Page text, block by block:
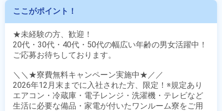
ここがポイント！
★未経験の方、歓迎！
20代・30代・40代・50代の幅広い年齢の男女活躍中！
ご応募お待ちしております。
＼＼★寮費無料キャンペーン実施中★／／
2026年12月末までに入社された方、限定！※規定あり
エアコン・冷蔵庫・電子レンジ・洗濯機・テレビなど
生活に必要な備品・家電が付いたワンルーム寮をご用